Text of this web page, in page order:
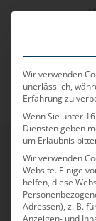
Zum
Wir verwenden
unerlässlich,
Erfahrung zu
Wenn Sie unter
Diensten geben
um Erlaubnis
Wir verwenden
Website. Einige
helfen, diese
Adressen), z. B.
Anzeigen- und